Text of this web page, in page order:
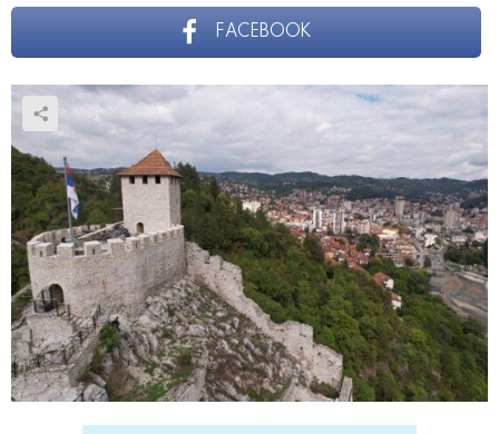
FACEBOOK